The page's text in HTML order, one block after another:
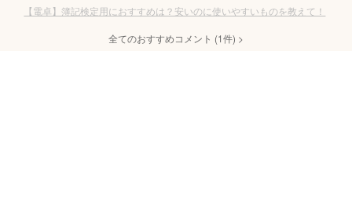
【電卓】簿記検定用におすすめは？安いのに使いやすいものを教えて！
全てのおすすめコメント (1件) >